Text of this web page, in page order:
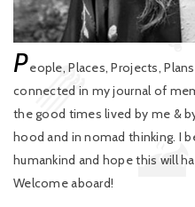
People, Places, Projects,
connected in my journal of
the good times lived by me &
hood and in nomad thinking. I
humankind and hope this will
Welcome aboard!